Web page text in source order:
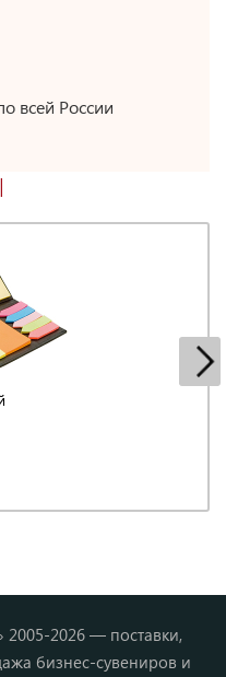
всей России
2026 — поставки,
бизнес-сувениров и